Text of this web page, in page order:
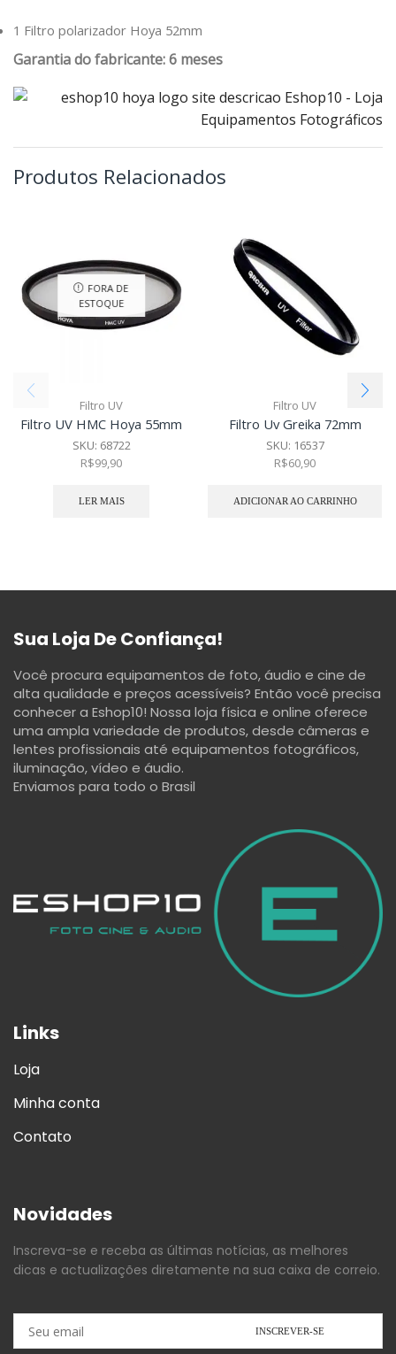
1 Filtro polarizador Hoya 52mm
Garantia do fabricante: 6 meses
Produtos Relacionados
FORA DE
ESTOQUE
Filtro UV
Filtro UV HMC Hoya 55mm
SKU: 68722
R$99,90
LER MAIS
Filtro UV
Filtro Uv Greika 72mm
SKU: 16537
R$60,90
ADICIONAR AO CARRINHO
Sua Loja De Confiança!
Você procura equipamentos de foto, áudio e cine de
alta qualidade e preços acessíveis? Então você precisa
conhecer a Eshop10! Nossa loja física e online oferece
uma ampla variedade de produtos, desde câmeras e
lentes profissionais até equipamentos fotográficos,
iluminação, vídeo e áudio.
Enviamos para todo o Brasil
Links
Loja
Minha conta
Contato
Novidades
Inscreva-se e receba as últimas notícias, as melhores
dicas e actualizações diretamente na sua caixa de correio.